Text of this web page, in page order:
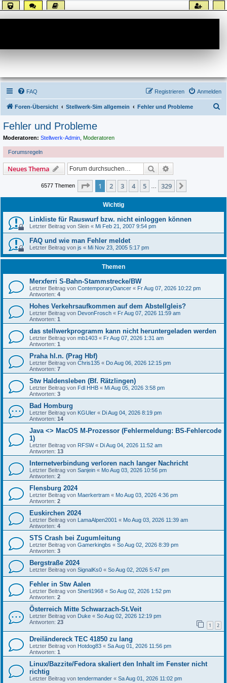
FAQ Anmelden
Registrieren
Foren-Übersicht Stellwerk-Sim allgemein Fehler und Probleme
Fehler und Probleme
Moderatoren: Stellwerk-Admin Moderatoren
Forumsregeln
Neues Thema Suche
6577 Themen Seite 1von 329
1 2 3 4 5 329
Wichtig
Linkliste für Rauswurf bzw. nicht einloggen können
Letzter Beitrag von Slein « Mi Feb 21, 2007 9:54 pm
FAQ und wie man Fehler meldet
Letzter Beitrag von js « Mi Nov 23, 2005 5:17 pm
Themen
Merxferri S-Bahn-Stammstrecke/BW
Letzter Beitrag von ContemporaryDancer « Fr Aug 07, 2026 10:22 pm
Antworten: 4
Hohes Verkehrsaufkommen auf dem Abstellgleis?
Letzter Beitrag von DevonFrosch « Fr Aug 07, 2026 11:59 am
Antworten: 1
das stellwerkprogramm kann nicht heruntergeladen werden
Letzter Beitrag von mb1403 « Fr Aug 07, 2026 1:31 am
Antworten: 1
Praha hl.n. (Prag Hbf)
Letzter Beitrag von Chris135 « Do Aug 06, 2026 12:15 pm
Antworten: 7
Stw Haldensleben (Bf. Rätzlingen)
Letzter Beitrag von Fdl HHB « Mi Aug 05, 2026 3:58 pm
Antworten: 3
Bad Homburg
Letzter Beitrag von KGUler « Di Aug 04, 2026 8:19 pm
Antworten: 14
Java <> MacOS M-Prozessor (Fehlermeldung: BS-Fehlercode
1)
Letzter Beitrag von RFSW« Di Aug 04, 2026 11:52 am
Antworten: 13
Internetverbindung verloren nach langer Nachricht
Letzter Beitrag von Sanjein « Mo Aug 03, 2026 10:56 pm
Antworten: 2
Flensburg 2024
Letzter Beitrag von Maerkertram « Mo Aug 03, 2026 4:36 pm
Antworten: 2
Euskirchen 2024
Letzter Beitrag von LamaAlpen2001 « Mo Aug 03, 2026 11:39 am
Antworten: 4
STS Crash bei Zugumleitung
Letzter Beitrag von Gamerkingbs « So Aug 02, 2026 8:39 pm
Antworten: 3
Bergstraße 2024
Letzter Beitrag von SignalKs0 « So Aug 02, 2026 5:47 pm
Fehler in Stw Aalen
Letzter Beitrag von Sherli1968 « So Aug 02, 2026 1:52 pm
Antworten: 2
Österreich Mitte Schwarzach-St.Veit
Letzter Beitrag von Duke « So Aug 02, 2026 12:19 pm
Antworten: 23 1 2
Dreiländereck TEC 41850 zu lang
Letzter Beitrag von Hotdog83 « Sa Aug 01, 2026 11:56 pm
Antworten: 1
Linux/Bazzite/Fedora skaliert den Inhalt im Fenster nicht
richtig
Letzter Beitrag von tendermander « Sa Aug 01, 2026 11:02 pm